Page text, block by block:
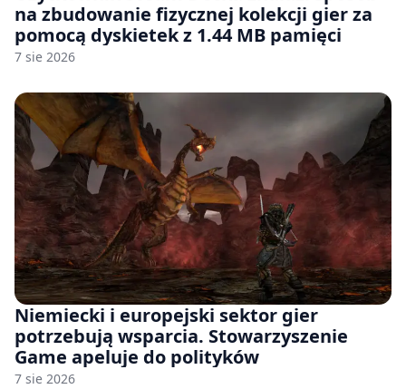
na zbudowanie fizycznej kolekcji gier za
pomocą dyskietek z 1.44 MB pamięci
7 sie 2026
Niemiecki i europejski sektor gier
potrzebują wsparcia. Stowarzyszenie
Game apeluje do polityków
7 sie 2026